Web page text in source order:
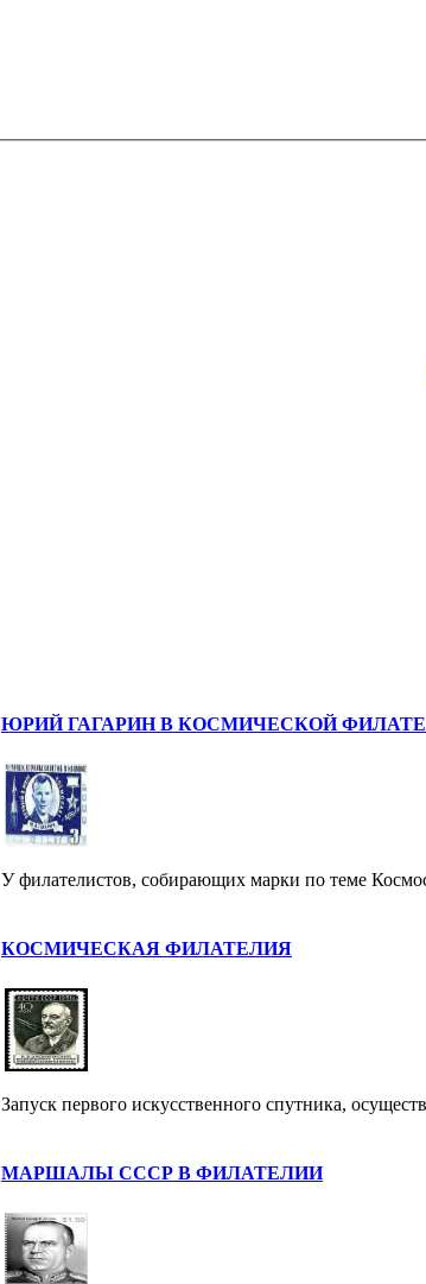
ЮРИЙ ГАГАРИН В КОСМИЧЕСКОЙ
У филателистов, собирающих марки по теме
КОСМИЧЕСКАЯ ФИЛАТЕЛИЯ
Запуск первого искусственного спутника,
МАРШАЛЫ СССР В ФИЛАТЕЛИИ